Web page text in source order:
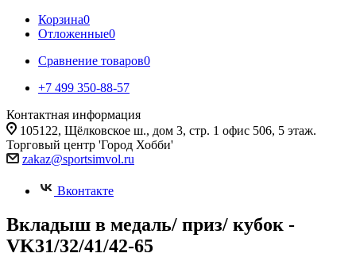
Корзина0
Отложенные0
Сравнение товаров0
+7 499 350-88-57
Контактная информация
105122, Щёлковское ш., дом 3, стр. 1 офис 506, 5 этаж.
Торговый центр 'Город Хобби'
zakaz@sportsimvol.ru
Вконтакте
Вкладыш в медаль/ приз/ кубок -
VK31/32/41/42-65